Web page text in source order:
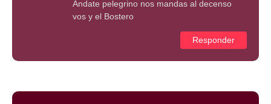
Ándate pelegrino nos mandas al decenso
vos y el Bostero
Responder